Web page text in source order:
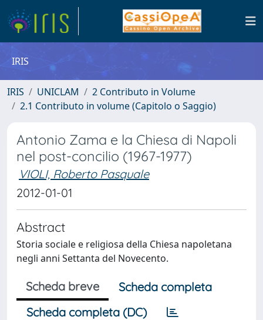
IRIS
IRIS UNICLAM
2 Contributo in Volume
2.1 Contributo in volume (Capitolo o Saggio)
Antonio Zama e la Chiesa di Napoli
nel post-concilio (1967-1977)
VIOLI, Roberto Pasquale
2012-01-01
Abstract
Storia sociale e religiosa della Chiesa napoletana
negli anni Settanta del Novecento.
Scheda breve
Scheda completa
Scheda completa (DC)